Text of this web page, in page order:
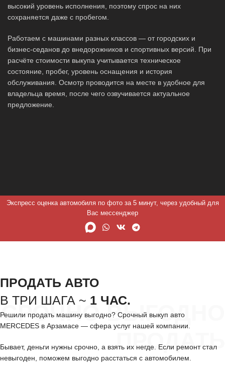
высокий уровень исполнения, поэтому спрос на них
сохраняется даже с пробегом.
Работаем с машинами разных классов — от городских и
бизнес-седанов до внедорожников и спортивных версий. При
расчёте стоимости выкупа учитывается техническое
состояние, пробег, уровень оснащения и история
обслуживания. Осмотр проводится на месте в удобное для
владельца время, после чего озвучивается актуальное
предложение.
Экспресс оценка автомобиля по фото за 5 минут, через удобный для
Вас мессенджер
СРОЧНО ВЫГОДНО
ПРОДАТЬ
ПРОДАТЬ АВТО
В ТРИ ШАГА ~ 1 ЧАС.
Решили продать машину выгодно? Срочный выкуп авто
MERCEDES в Арзамасе — сфера услуг нашей компании.
Бывает, деньги нужны срочно, а взять их негде. Если ремонт стал
невыгоден, поможем выгодно расстаться с автомобилем.